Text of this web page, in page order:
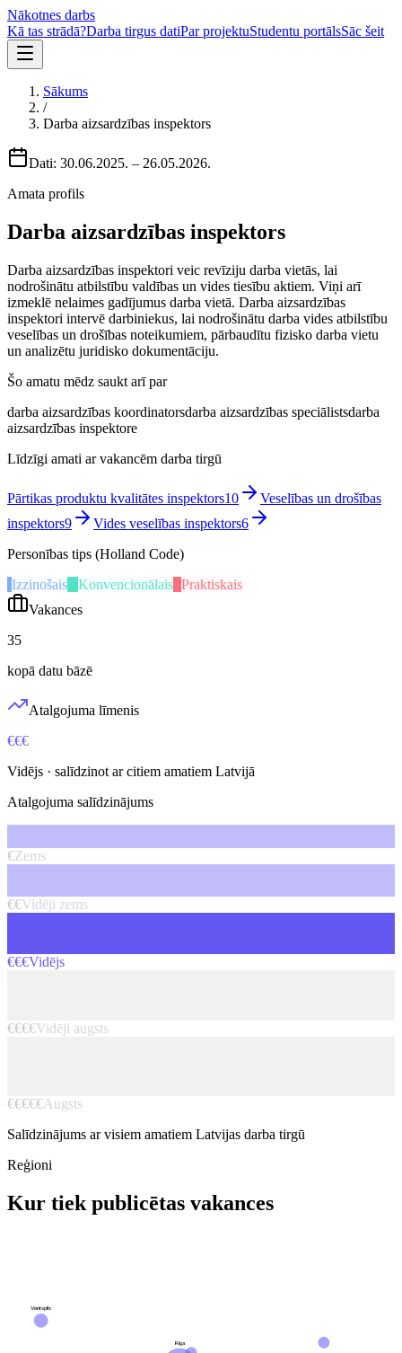
Nākotnes darbs
Kā tas strādā?Darba tirgus datiPar projektuStudentu portālsSāc šeit
Sākums
/
Darba aizsardzības inspektors
Dati: 30.06.2025. – 26.05.2026.
Amata profils
Darba aizsardzības inspektors
Darba aizsardzības inspektori veic revīziju darba vietās, lai
nodrošinātu atbilstību valdības un vides tiesību aktiem. Viņi arī
izmeklē nelaimes gadījumus darba vietā. Darba aizsardzības
inspektori intervē darbiniekus, lai nodrošinātu darba vides atbilstību
veselības un drošības noteikumiem, pārbaudītu fizisko darba vietu
un analizētu juridisko dokumentāciju.
Šo amatu mēdz saukt arī par
darba aizsardzības koordinatorsdarba aizsardzības speciālistsdarba
aizsardzības inspektore
Līdzīgi amati ar vakancēm darba tirgū
Pārtikas produktu kvalitātes inspektors10
Veselības un drošības
inspektors9 Vides veselības inspektors6
Personības tips (Holland Code)
Izzinošais Konvencionālais Praktiskais
Vakances
35
kopā datu bāzē
Atalgojuma līmenis
€€€
Vidējs · salīdzinot ar citiem amatiem Latvijā
Atalgojuma salīdzinājums
€Zems
€€Vidēji zems
€€€Vidējs
€€€€Vidēji augsts
€€€€€Augsts
Salīdzinājums ar visiem amatiem Latvijas darba tirgū
Reģioni
Kur tiek publicētas vakances
Ventspils
Rīga